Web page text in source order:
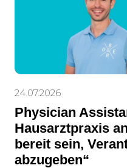
24.07.2026
Physician
Hausarztpraxis
bereit sein,
abzugeben“